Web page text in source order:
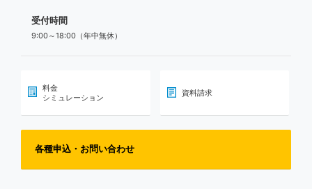
受付時間
9:00～18:00（年中無休）
料金
シミュレーション
資料請求
各種申込・お問い合わせ